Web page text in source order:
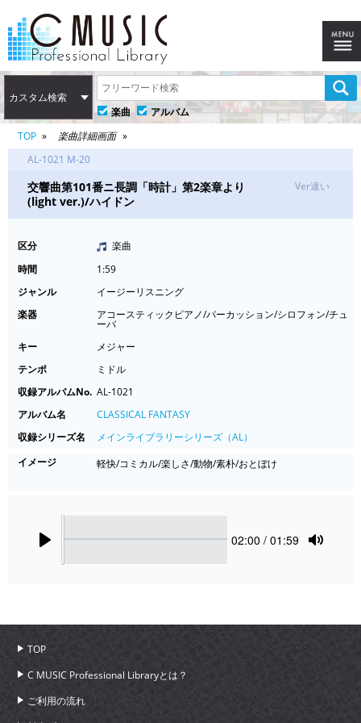
カスタム検索
楽曲
アルバム
TOP
楽曲詳細画面
AL-1021 M-20
交響曲第101番ニ長調「時計」第2楽章より
(light ver.)/ハイドン
Ver違い
区分
楽曲
時間
1:59
ジャンル
イージーリスニング
楽器
アコースティックピアノ/パーカッション/シロフォン/チュ
ーバ
キー
メジャー
テンポ
ミドル
収録アルバムNo. AL-1021
アルバム名
CLASSICAL FANTASY
収録シリーズ名
メインライブラリーシリーズ（AL）
イメージ
軽快/コミカル/楽しさ/動物/素朴/おとぼけ
Current
02:00 / 01:59
TOP
C MUSIC Professional Libraryとは？
ご利用の流れ